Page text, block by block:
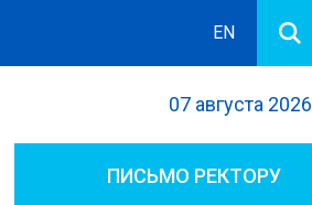
поиска
EN
07 августа 2026
ПИСЬМО РЕКТОРУ